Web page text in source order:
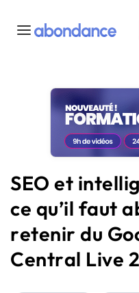
Toutes les actus
Actus SEO
Plateforme
Solutions
Ressources
Audit SEO
SEO et
ce qu’il faut
retenir du
Central Live